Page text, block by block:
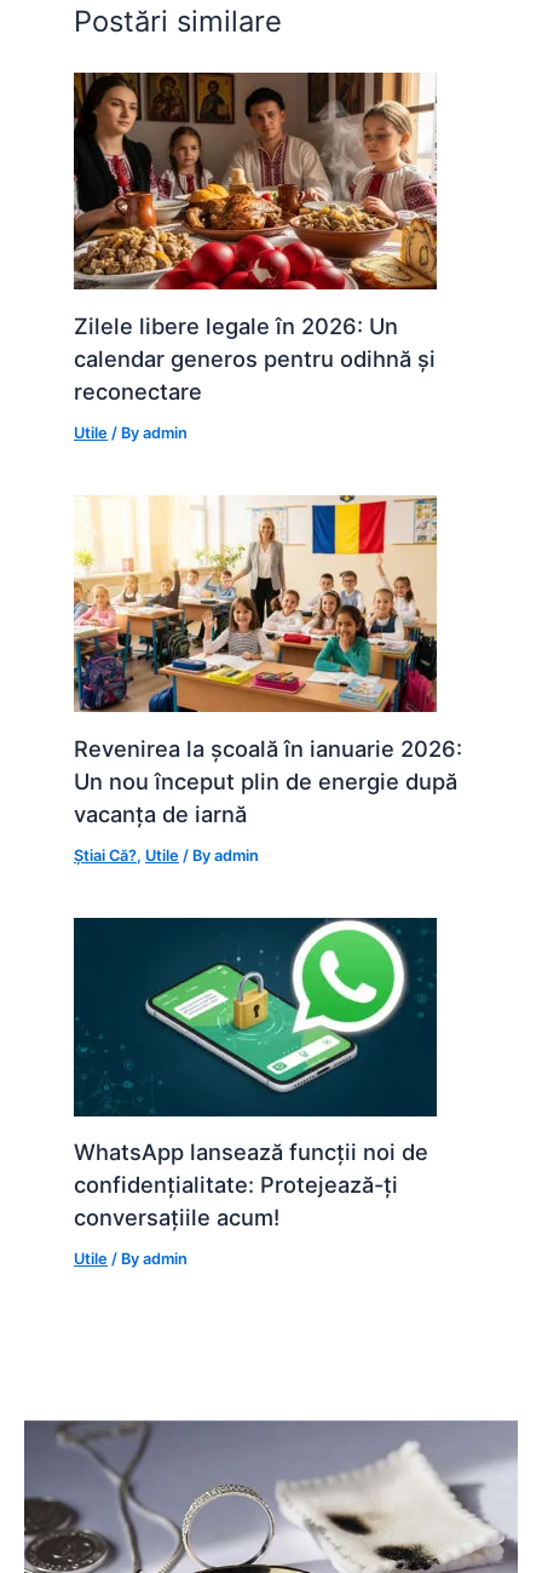
k
er
Postări similare
Zilele libere legale în 2026: Un
calendar generos pentru odihnă și
reconectare
Utile / Byadmin
Revenirea la școală în ianuarie 2026:
Un nou început plin de energie după
vacanța de iarnă
Știai Că?, Utile / Byadmin
WhatsApp lansează funcții noi de
confidențialitate: Protejează-ți
conversațiile acum!
Utile / Byadmin